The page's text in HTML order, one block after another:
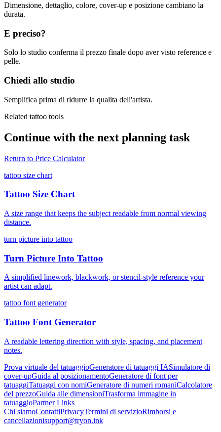
Dimensione, dettaglio, colore, cover-up e posizione cambiano la
durata.
E preciso?
Solo lo studio conferma il prezzo finale dopo aver visto reference e
pelle.
Chiedi allo studio
Semplifica prima di ridurre la qualita dell'artista.
Related tattoo tools
Continue with the next planning task
Return to Price Calculator
tattoo size chart
Tattoo Size Chart
A size range that keeps the subject readable from normal viewing
distance.
turn picture into tattoo
Turn Picture Into Tattoo
A simplified linework, blackwork, or stencil-style reference your
artist can adapt.
tattoo font generator
Tattoo Font Generator
A readable lettering direction with style, spacing, and placement
notes.
Prova virtuale del tatuaggioGeneratore di tatuaggi IASimulatore di
cover-upGuida al posizionamentoGeneratore di font per
tatuaggiTatuaggi con nomiGeneratore di numeri romaniCalcolatore
del prezzoGuida alle dimensioniTrasforma immagine in
tatuaggioPartner Links
Chi siamoContattiPrivacyTermini di servizioRimborsi e
cancellazionisupport@tryon.ink